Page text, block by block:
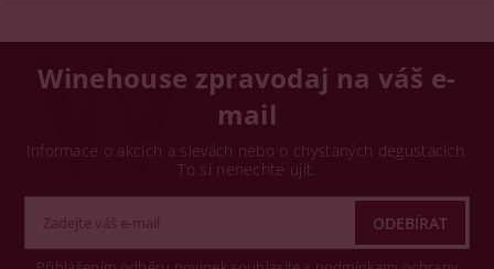
Winehouse zpravodaj na váš e-
mail
Informace o akcích a slevách nebo o chystaných degustacích.
To si nenechte ujít.